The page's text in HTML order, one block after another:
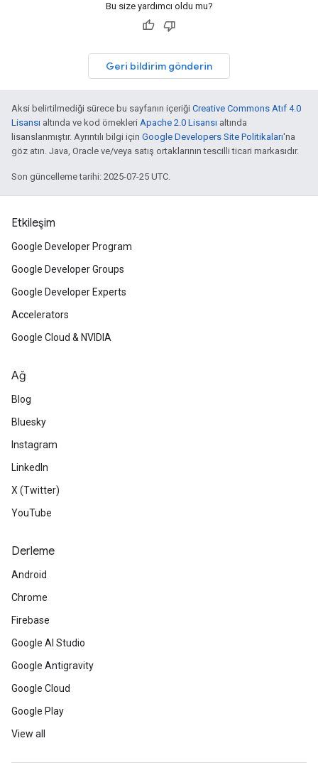
Bu size yardımcı oldu mu?
Geri bildirim gönderin
Aksi belirtilmediği sürece bu sayfanın içeriği Creative Commons Atıf 4.0
Lisansı altında ve kod örnekleri Apache 2.0 Lisansı altında
lisanslanmıştır. Ayrıntılı bilgi için Google Developers Site Politikaları'na
göz atın. Java, Oracle ve/veya satış ortaklarının tescilli ticari markasıdır.
Son güncelleme tarihi: 2025-07-25 UTC.
Etkileşim
Google Developer Program
Google Developer Groups
Google Developer Experts
Accelerators
Google Cloud & NVIDIA
Ağ
Blog
Bluesky
Instagram
LinkedIn
X (Twitter)
YouTube
Derleme
Android
Chrome
Firebase
Google AI Studio
Google Antigravity
Google Cloud
Google Play
View all